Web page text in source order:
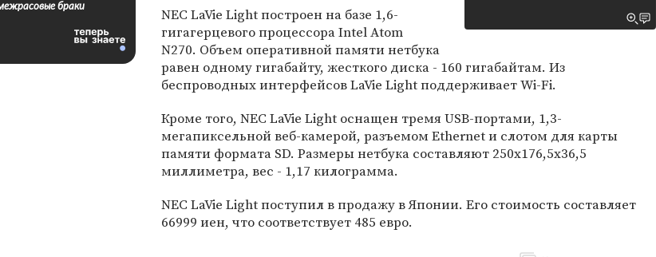
NЕС LaVie Light построен на базе 1,6-
гигагерцевого процессора Intel Atom
N270. Объем оперативной памяти нетбука
равен одному гигабайту, жесткого диска - 160 гигабайтам. Из
беспроводных интерфейсов LaVie Light поддерживает Wi-Fi.
Кроме того, NЕС LaVie Light оснащен тремя USB-портами, 1,3-
мегапиксельной веб-камерой, разъемом Ethernet и слотом для карты
памяти формата SD. Размеры нетбука составляют 250х176,5х36,5
миллиметра, вес - 1,17 килограмма.
NЕС LaVie Light поступил в продажу в Японии. Его стоимость составляет
66999 иен, что соответствует 485 евро.
браки